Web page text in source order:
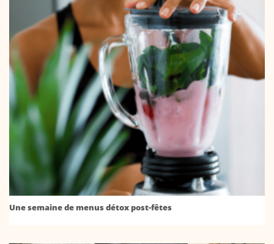
Une semaine de menus détox post-fêtes